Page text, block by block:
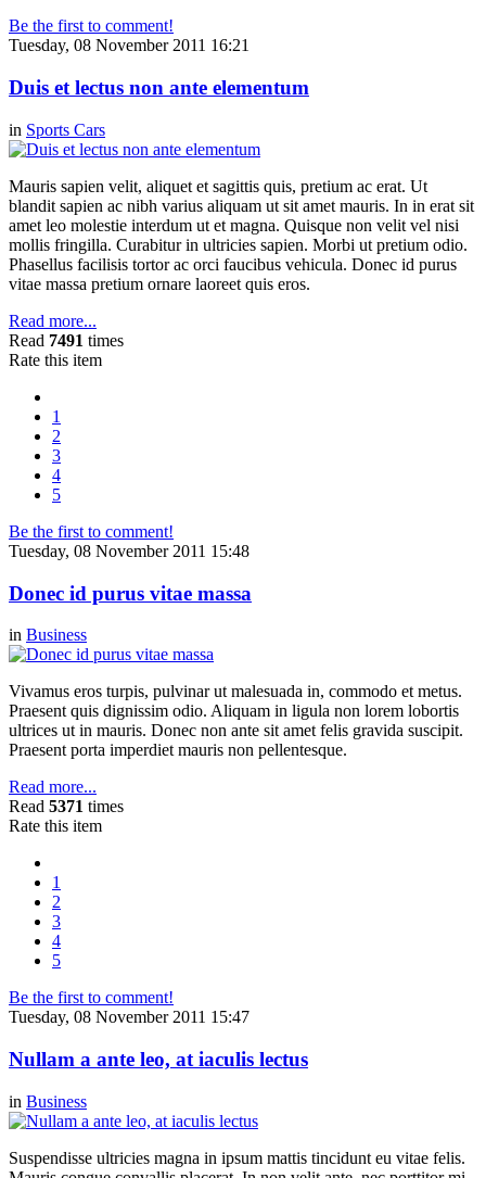
Be the first to comment!
Tuesday, 08 November 2011 16:21
Duis et lectus non ante elementum
in Sports Cars
Mauris sapien velit, aliquet et sagittis quis, pretium ac erat. Ut
blandit sapien ac nibh varius aliquam ut sit amet mauris. In in erat sit
amet leo molestie interdum ut et magna. Quisque non velit vel nisi
mollis fringilla. Curabitur in ultricies sapien. Morbi ut pretium odio.
Phasellus facilisis tortor ac orci faucibus vehicula. Donec id purus
vitae massa pretium ornare laoreet quis eros.
Read more...
Read 7491 times
Rate this item
1
2
3
4
5
Be the first to comment!
Tuesday, 08 November 2011 15:48
Donec id purus vitae massa
in Business
Vivamus eros turpis, pulvinar ut malesuada in, commodo et metus.
Praesent quis dignissim odio. Aliquam in ligula non lorem lobortis
ultrices ut in mauris. Donec non ante sit amet felis gravida suscipit.
Praesent porta imperdiet mauris non pellentesque.
Read more...
Read 5371 times
Rate this item
1
2
3
4
5
Be the first to comment!
Tuesday, 08 November 2011 15:47
Nullam a ante leo, at iaculis lectus
in Business
Suspendisse ultricies magna in ipsum mattis tincidunt eu vitae felis.